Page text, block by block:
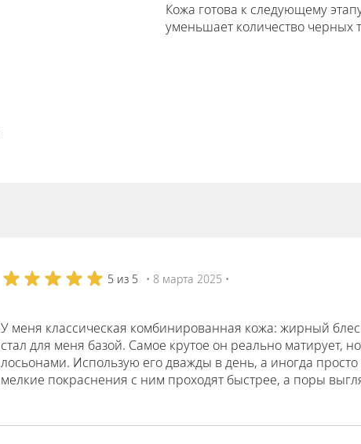
Кожа готова к следующему
уменьшает количество черных
5 из 5 • 8 марта 2025 •
У меня классическая комбинированная кожа: жирный
стал для меня базой. Самое крутое он реально матирует,
лосьонами. Использую его дважды в день, а иногда
мелкие покраснения с ним проходят быстрее, а поры